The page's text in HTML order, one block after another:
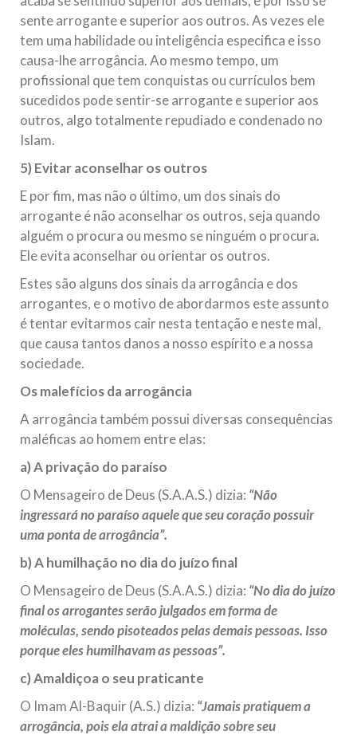
sente arrogante e superior aos outros. As vezes ele
tem uma habilidade ou inteligência especifica e isso
causa-lhe arrogância. Ao mesmo tempo, um
profissional que tem conquistas ou currículos bem
sucedidos pode sentir-se arrogante e superior aos
outros, algo totalmente repudiado e condenado no
Islam.
5) Evitar aconselhar os outros
E por fim, mas não o último, um dos sinais do
arrogante é não aconselhar os outros, seja quando
alguém o procura ou mesmo se ninguém o procura.
Ele evita aconselhar ou orientar os outros.
Estes são alguns dos sinais da arrogância e dos
arrogantes, e o motivo de abordarmos este assunto
é tentar evitarmos cair nesta tentação e neste mal,
que causa tantos danos a nosso espírito e a nossa
sociedade.
Os malefícios da arrogância
A arrogância também possui diversas consequências
maléficas ao homem entre elas:
a) A privação do paraíso
O Mensageiro de Deus (S.A.A.S.) dizia: “Não
ingressará no paraíso aquele que seu coração possuir
uma ponta de arrogância”.
b) A humilhação no dia do juízo final
O Mensageiro de Deus (S.A.A.S.) dizia: “No dia do juízo
final os arrogantes serão julgados em forma de
moléculas, sendo pisoteados pelas demais pessoas. Isso
porque eles humilhavam as pessoas”.
c) Amaldiçoa o seu praticante
O Imam Al-Baquir (A.S.) dizia: “Jamais pratiquem a
arrogância, pois ela atrai a maldição sobre seu